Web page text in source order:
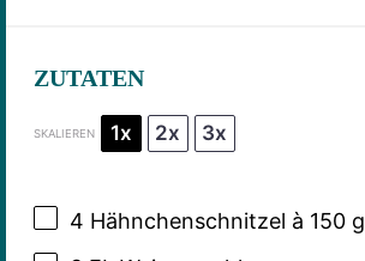
ZUTATEN
SKALIEREN 1x 2x 3x
4 Hähnchenschnitzel à 150 g